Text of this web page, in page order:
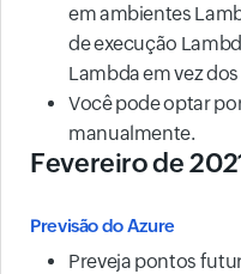
em ambientes
de execução
Lambda em vez
Você pode optar
manualmente.
Fevereiro de
Previsão do Azure
Preveja pontos